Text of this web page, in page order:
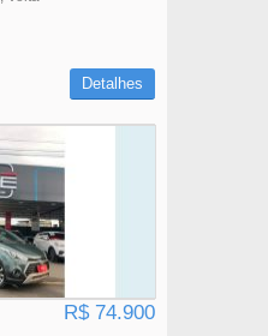
Detalhes
R$ 74.900